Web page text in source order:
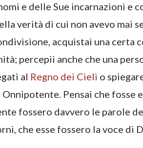
e delle Sue incarnazioni e
verità di cui non avevo mai
acquistai una certa
percepii anche che una
al Regno dei Cieli o
Pensai che fosse
fossero davvero le parole
che esse fossero la voce di